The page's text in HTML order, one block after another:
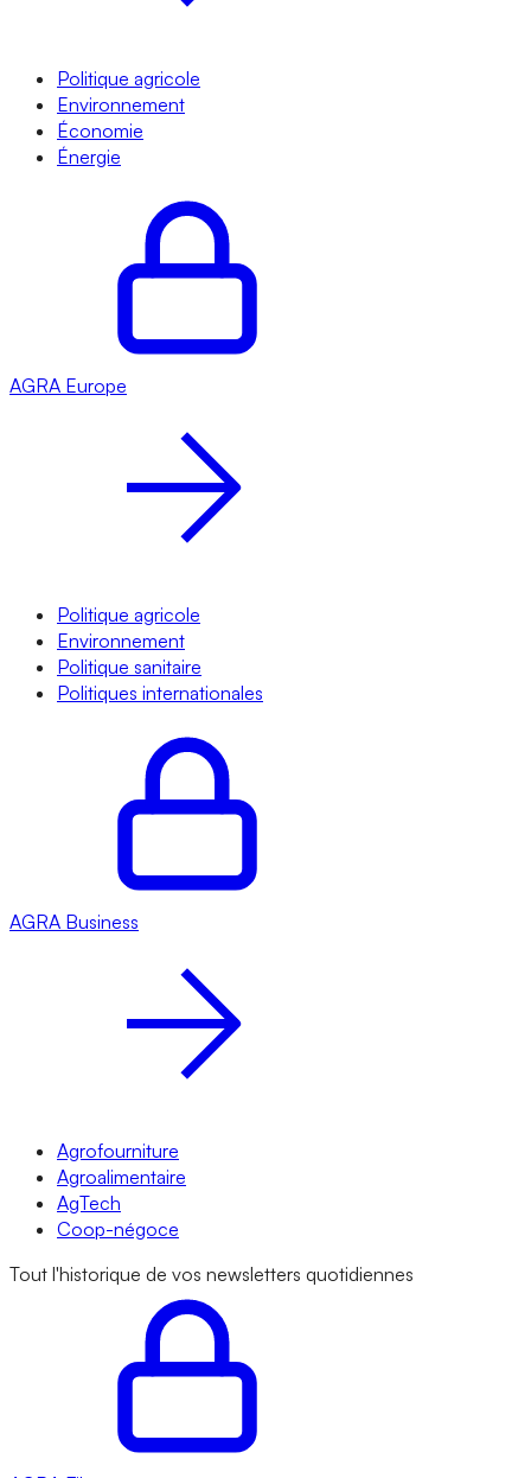
Politique agricole
Environnement
Économie
Énergie
AGRA Europe
Politique agricole
Environnement
Politique sanitaire
Politiques internationales
AGRA Business
Agrofourniture
Agroalimentaire
AgTech
Coop-négoce
Tout l'historique de vos newsletters quotidiennes